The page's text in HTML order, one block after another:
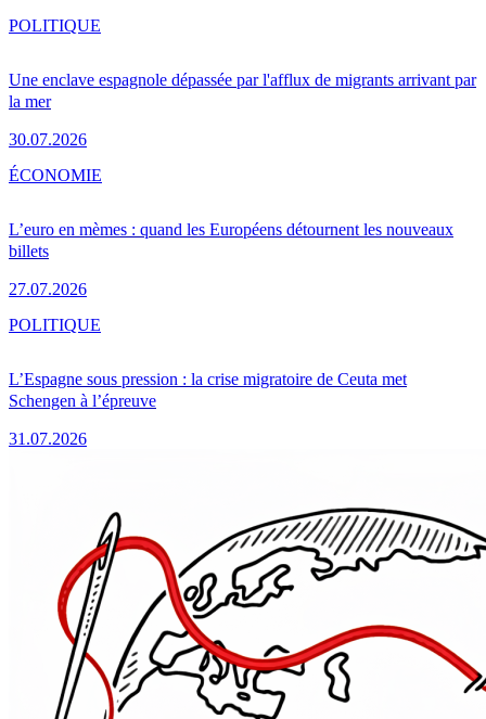
Une enclave espagnole dépassée par l'afflux de migrants arrivant par
la mer
30.07.2026
POLITIQUE
L’euro en mèmes : quand les Européens détournent les nouveaux
billets
27.07.2026
ÉCONOMIE
L’Espagne sous pression : la crise migratoire de Ceuta met
Schengen à l’épreuve
31.07.2026
POLITIQUE